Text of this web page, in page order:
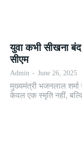
युवा कभी सीखना
सीएम
Admin - June 26, 2025
मुख्यमंत्री भजनलाल शर्मा ने
केवल एक स्मृति नहीं,